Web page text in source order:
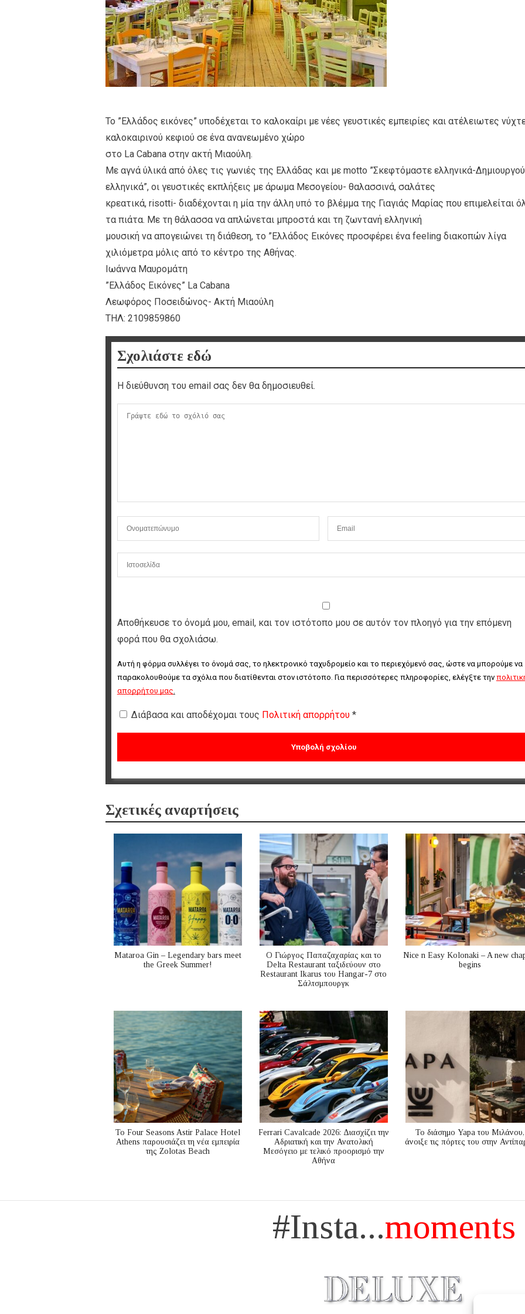
To ”Eλλάδος εικόνες” υποδέχεται το καλοκαίρι με νέες γευστικές εμπειρίες και ατέλειωτες
καλοκαιρινού κεφιού σε ένα ανανεωμένο χώρο
στο La Cabana στην ακτή Μιαούλη.
Με αγνά ύλικά από όλες τις γωνιές της Ελλάδας και με motto ”Σκεφτόμαστε ελληνικά-
ελληνικά”, οι γευστικές εκπλήξεις με άρωμα Μεσογείου- θαλασσινά, σαλάτες
κρεατικά, risotti- διαδέχονται η μία την άλλη υπό το βλέμμα της Γιαγιάς Μαρίας που επιμελείται
τα πιάτα. Με τη θάλασσα να απλώνεται μπροστά και τη ζωντανή ελληνική
μουσική να απογειώνει τη διάθεση, το ”Ελλάδος Εικόνες προσφέρει ένα feeling διακοπών λίγα
χιλιόμετρα μόλις από το κέντρο της Αθήνας.
Iωάννα Μαυρομάτη
”Ελλάδος Εικόνες” La Cabana
Λεωφόρος Ποσειδώνος- Ακτή Μιαούλη
ΤΗΛ: 2109859860
Σχολιάστε εδώ
Η διεύθυνση του email σας δεν θα δημοσιευθεί.
Αποθήκευσε το όνομά μου, email, και τον ιστότοπο μου σε αυτόν τον πλοηγό για την επόμενη
φορά που θα σχολιάσω.
Αυτή η φόρμα συλλέγει το όνομά σας, το ηλεκτρονικό ταχυδρομείο και το περιεχόμενό σας, ώστε να μπορούμε να
παρακολουθούμε τα σχόλια που διατίθενται στον ιστότοπο. Για περισσότερες πληροφορίες, ελέγξτε την
απορρήτου μας.
Διάβασα και αποδέχομαι τους Πολιτική απορρήτου *
Σχετικές αναρτήσεις
Mataroa Gin – Legendary bars meet
the Greek Summer!
Ο Γιώργος Παπαζαχαρίας και το
Delta Restaurant ταξιδεύουν στο
Restaurant Ikarus του Hangar-7 στο
Σάλτσμπουργκ
Nice n Easy Kolonaki – A new
begins
Το Four Seasons Astir Palace Hotel
Athens παρουσιάζει τη νέα εμπειρία
της Zolotas Beach
Ferrari Cavalcade 2026: Διασχίζει την
Αδριατική και την Ανατολική
Μεσόγειo με τελικό προορισμό την
Αθήνα
Το διάσημο Yapa του Μιλάνου,
άνοιξε τις πόρτες του στην
#Insta...moments